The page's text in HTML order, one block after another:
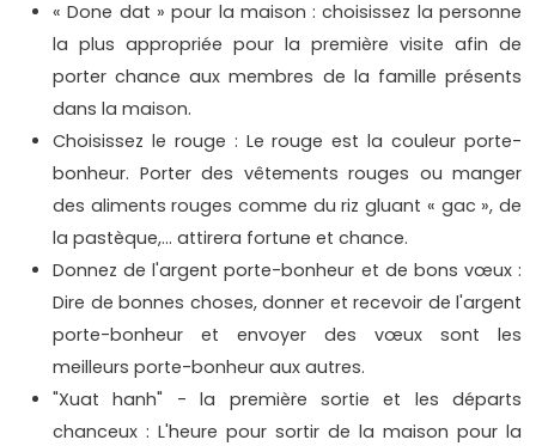
« Done dat » pour la maison : choisissez la personne
la plus appropriée pour la première visite afin de
porter chance aux membres de la famille présents
dans la maison.
Choisissez le rouge : Le rouge est la couleur porte-
bonheur. Porter des vêtements rouges ou manger
des aliments rouges comme du riz gluant « gac », de
la pastèque,... attirera fortune et chance.
Donnez de l'argent porte-bonheur et de bons vœux :
Dire de bonnes choses, donner et recevoir de l'argent
porte-bonheur et envoyer des vœux sont les
meilleurs porte-bonheur aux autres.
"Xuat hanh" - la première sortie et les départs
chanceux : L'heure pour sortir de la maison pour la